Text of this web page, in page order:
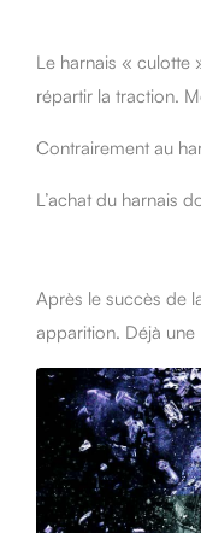
Le harnais « culotte
répartir la traction.
Contrairement au
L’achat du harnais
Après le succès de
apparition. Déjà